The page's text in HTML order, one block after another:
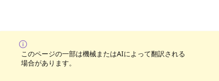
このページの一部は機械またはAIによって翻訳される
場合があります。